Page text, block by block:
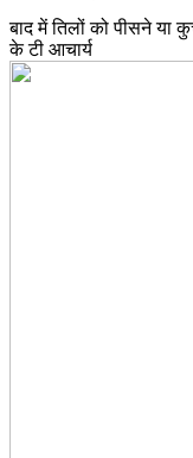
बाद में तिलों को पीसने या
के टी आचार्य